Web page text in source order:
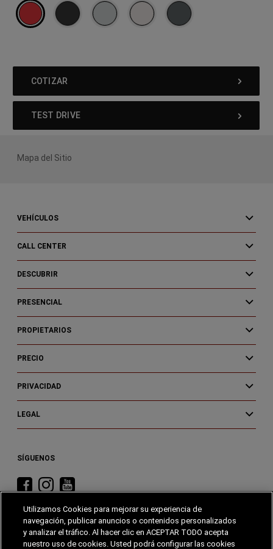
COTIZAR
TEST DRIVE
Mapa del Sitio
VEHÍCULOS
CALL CENTER
DESCUBRIR
PRESENCIAL
PROPIETARIOS
PRECIO
PRIVACIDAD
LEGAL
SÍGUENOS
Visita
en
Facebook
Visita
en
Instagram
Visita
en
YouTube
Utilizamos Cookies para mejorar su experiencia de
navegación, publicar anuncios o contenidos personalizados
y analizar el tráfico. Al hacer clic en ACEPTAR TODO acepta
nuestro uso de cookies. Usted podrá configurar las cookies